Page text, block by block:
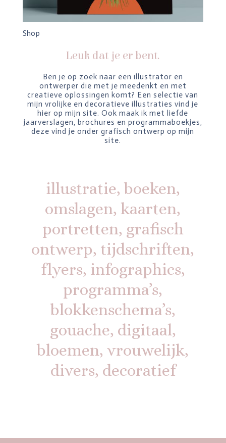
Shop
Leuk dat je er bent.
Ben je op zoek naar een illustrator en
ontwerper die met je meedenkt en met
creatieve oplossingen komt? Een selectie van
mijn vrolijke en decoratieve illustraties vind je
hier op mijn site. Ook maak ik met liefde
jaarverslagen, brochures en programmaboekjes,
deze vind je onder grafisch ontwerp op mijn
site.
illustratie, boeken,
omslagen, kaarten,
portretten, grafisch
ontwerp, tijdschriften,
flyers, infographics,
programma’s,
blokkenschema’s,
gouache, digitaal,
bloemen, vrouwelijk,
divers, decoratief